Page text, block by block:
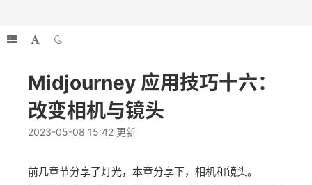
Midjourney 应用技巧十六：
改变相机与镜头
2023-05-08 15:42 更新
前几章节分享了灯光，本章分享下，相机和镜头。